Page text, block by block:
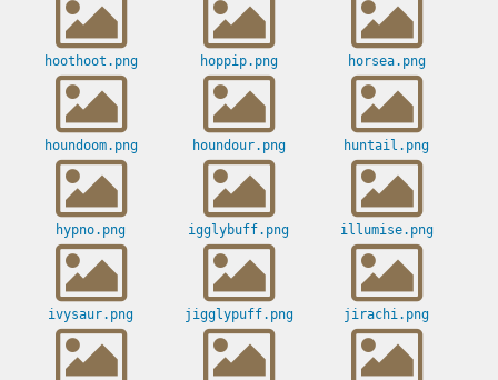
hoothoot.png hoppip.png horsea.png
houndoom.png houndour.png huntail.png
hypno.png igglybuff.png illumise.png
ivysaur.png jigglypuff.png jirachi.png